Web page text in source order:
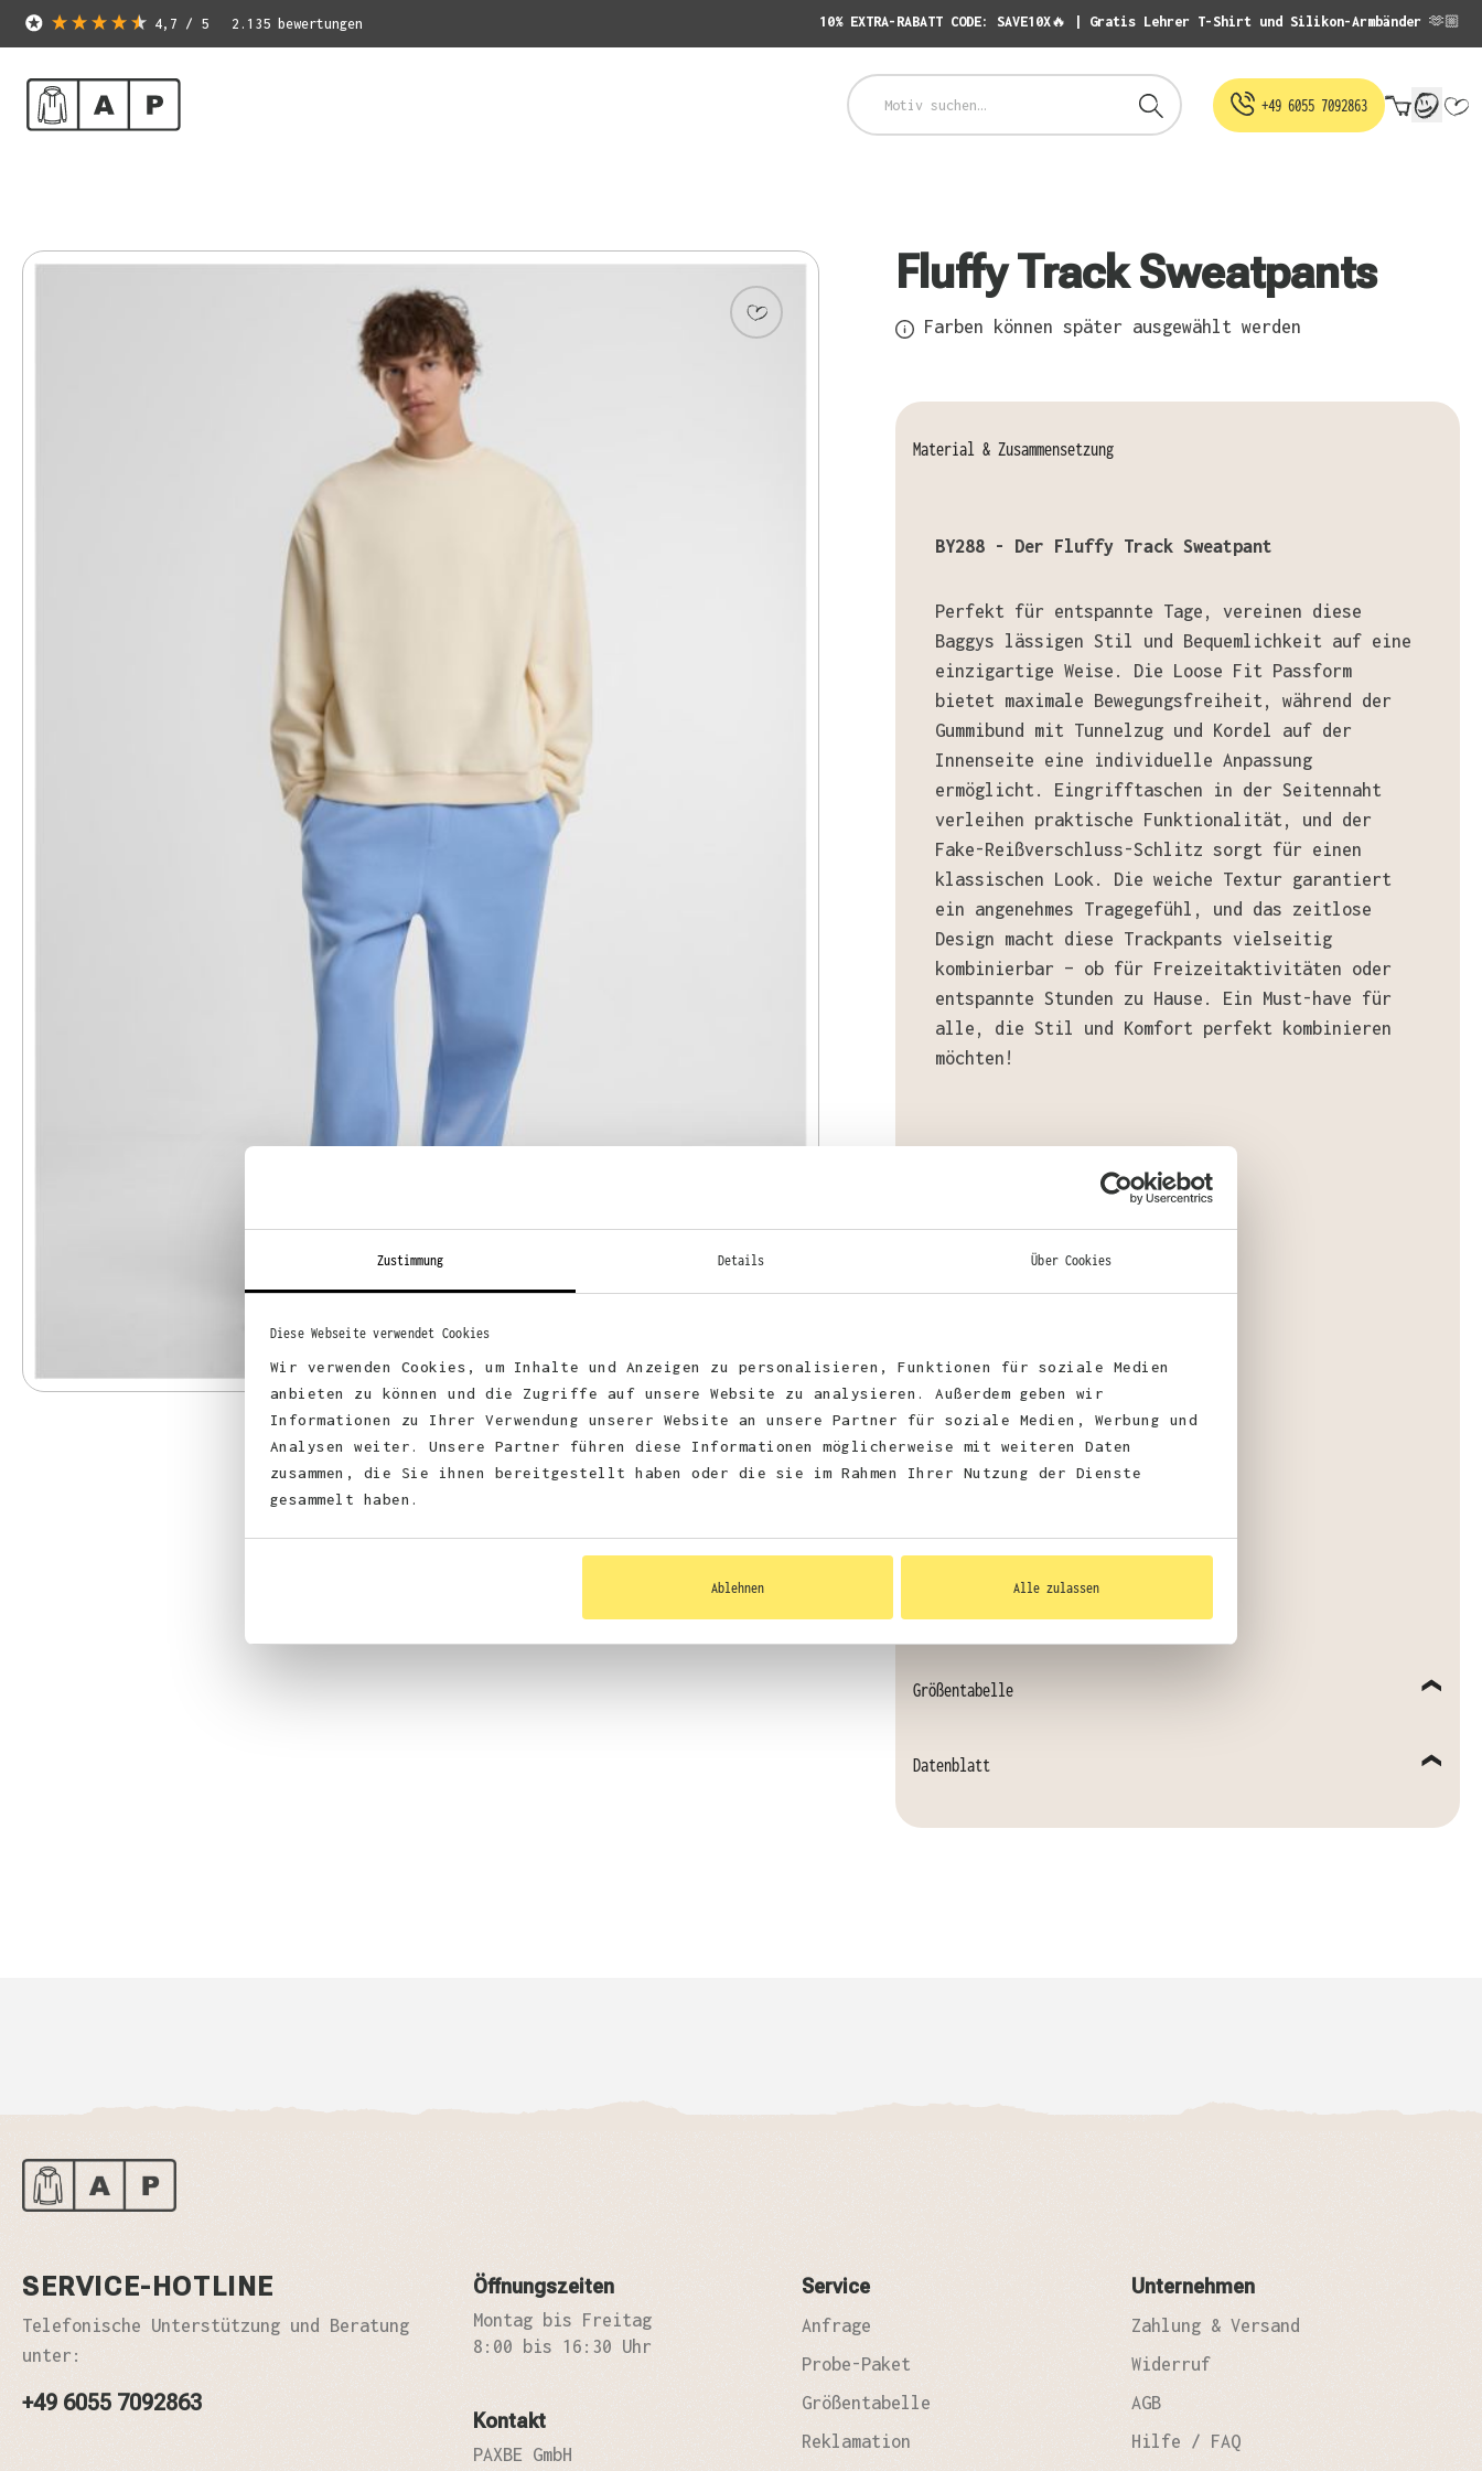
Zustimmung Details Über Cookies
Diese Webseite verwendet Cookies
Wir verwenden Cookies, um Inhalte und Anzeigen zu personalisieren, Funktionen für soziale Medien
anbieten zu können und die Zugriffe auf unsere Website zu analysieren. Außerdem geben wir
Informationen zu Ihrer Verwendung unserer Website an unsere Partner für soziale Medien, Werbung und
Analysen weiter. Unsere Partner führen diese Informationen möglicherweise mit weiteren Daten
zusammen, die Sie ihnen bereitgestellt haben oder die sie im Rahmen Ihrer Nutzung der Dienste
gesammelt haben.
Ablehnen Alle zulassen
4,7 / 5 2.135 bewertungen 10% EXTRA-RABATT CODE: SAVE10X🔥 | Gratis Lehrer T-Shirt und Silikon-Armbänder 🫶🏼
+49 6055 7092863
Fluffy Track Sweatpants
Farben können später ausgewählt werden
Material & Zusammensetzung
BY288 - Der Fluffy Track Sweatpant
Perfekt für entspannte Tage, vereinen diese
Baggys lässigen Stil und Bequemlichkeit auf eine
einzigartige Weise. Die Loose Fit Passform
bietet maximale Bewegungsfreiheit, während der
Gummibund mit Tunnelzug und Kordel auf der
Innenseite eine individuelle Anpassung
ermöglicht. Eingrifftaschen in der Seitennaht
verleihen praktische Funktionalität, und der
Fake-Reißverschluss-Schlitz sorgt für einen
klassischen Look. Die weiche Textur garantiert
ein angenehmes Tragegefühl, und das zeitlose
Design macht diese Trackpants vielseitig
kombinierbar – ob für Freizeitaktivitäten oder
entspannte Stunden zu Hause. Ein Must-have für
alle, die Stil und Komfort perfekt kombinieren
möchten!
70% Baumwolle, 30% Polyester
Stoffgewicht : 330 g/m²
Zertifizierungen:
faire Arbeitsbedingungen
Größentabelle
Datenblatt
SERVICE-HOTLINE
Telefonische Unterstützung und Beratung
unter:
+49 6055 7092863
Öffnungszeiten
Montag bis Freitag
8:00 bis 16:30 Uhr
Kontakt
PAXBE GmbH
Service
Anfrage
Probe-Paket
Größentabelle
Reklamation
Unternehmen
Zahlung & Versand
Widerruf
AGB
Hilfe / FAQ